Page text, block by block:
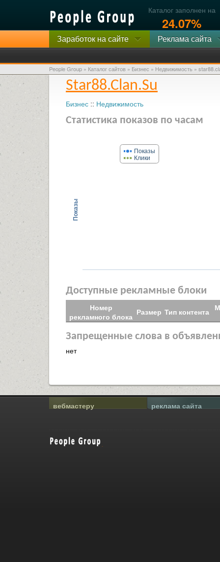
Каталог заполнен на
24.07%
Заработок на сайте Реклама сайта
People Group » Каталог сайтов » Бизнес » Недвижимость »
Star88.clan.su
Бизнес :: Недвижимость
Статистика показов по часам
Показы
Показы
Клики
Доступные рекламные блоки
Номер
рекламного блока Размер Тип контента
Запрещенные слова в
нет
вебмастеру реклама сайта